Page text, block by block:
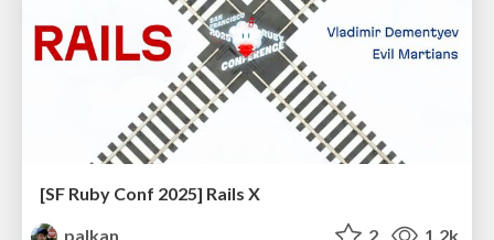
[SF Ruby Conf 2025] Rails X
palkan
2 1.2k